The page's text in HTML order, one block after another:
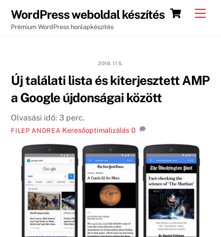
content
Cart
WordPress weboldal készítés
Prémium WordPress honlapkészítés
2016. 11 5.
Új találati lista és kiterjesztett AMP
a Google újdonságai között
Olvasási idő: 3 perc.
FILEP ANDREA Keresőoptimalizálás 0